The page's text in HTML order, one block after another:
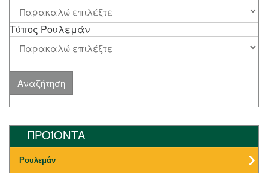
Τύπος Ρουλεμάν
ΠΡΟΪΟΝΤΑ
Ρουλεμάν